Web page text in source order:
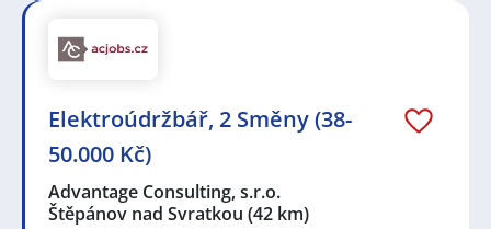
Elektroúdržbář, 2 Směny (38-
50.000 Kč)
Advantage Consulting, s.r.o.
Štěpánov nad Svratkou (42 km)